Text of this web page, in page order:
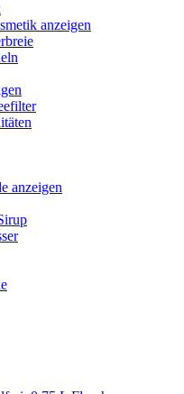
anzeigen
anzeigen